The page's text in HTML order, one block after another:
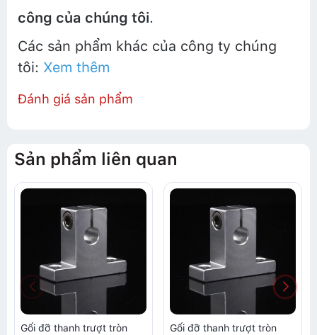
công của chúng tôi.
Các sản phẩm khác của công ty chúng
tôi: Xem thêm
Đánh giá sản phẩm
Sản phẩm liên quan
Gối đỡ thanh trượt tròn
Gối đỡ thanh trượt tròn